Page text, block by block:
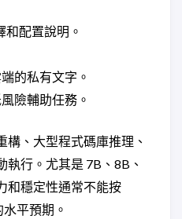
和配置說明。
的私有文字。
險輔助任務。
構、大型程式碼庫推理、
執行。尤其是 7B、8B、
和穩定性通常不能按
平預期。